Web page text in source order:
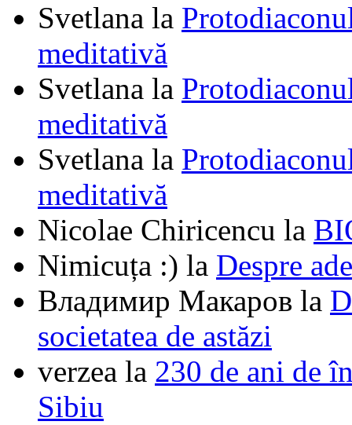
Svetlana la
meditativă
Svetlana la
meditativă
Svetlana la
meditativă
Nicolae Chiricencu la
Nimicuța :) la Despre
Владимир Макаров la
societatea de astăzi
verzea la 230 de ani de
Sibiu